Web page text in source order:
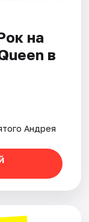
на
в
Андрея